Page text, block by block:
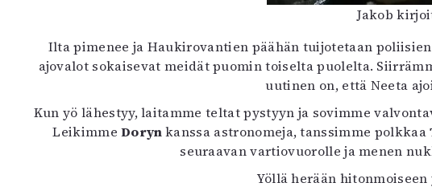
Jakob
Ilta pimenee ja Haukirovantien päähän tuijotetaan
ajovalot sokaisevat meidät puomin toiselta puolelta.
uutinen on, että Neeta
Kun yö lähestyy, laitamme teltat pystyyn ja sovimme
LeikimmeDorynkanssa astronomeja, tanssimme polkkaa
seuraavan vartiovuorolle ja menen
Yöllä herään